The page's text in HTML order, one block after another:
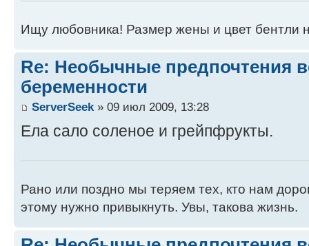
Ищу любовника! Размер жены и цвет бентли
Re: Необычные предпочтения
беременности
ServerSeek» 09 июл 2009, 13:28
Ела сало соленое и грейпфрукты.
Рано или поздно мы теряем тех, кто нам
этому нужно привыкнуть. Увы, такова жизнь.